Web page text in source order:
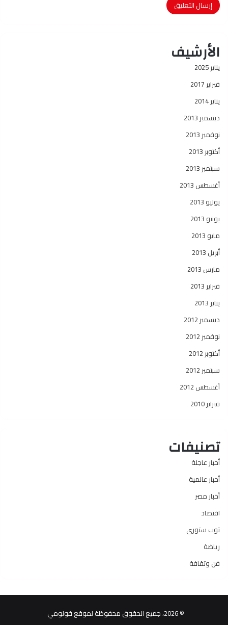
الأرشيف
يناير 2025
فبراير 2017
يناير 2014
ديسمبر 2013
نوفمبر 2013
أكتوبر 2013
سبتمبر 2013
أغسطس 2013
يوليو 2013
يونيو 2013
مايو 2013
أبريل 2013
مارس 2013
فبراير 2013
يناير 2013
ديسمبر 2012
نوفمبر 2012
أكتوبر 2012
سبتمبر 2012
أغسطس 2012
فبراير 2010
تصنيفات
أخبار عاجلة
أخبار عالمية
أخبار مصر
اقتصاد
توب ستوري
رياضة
فن وثقافة
© 2026، جميع الحقوق محفوظة لموقع فولومي